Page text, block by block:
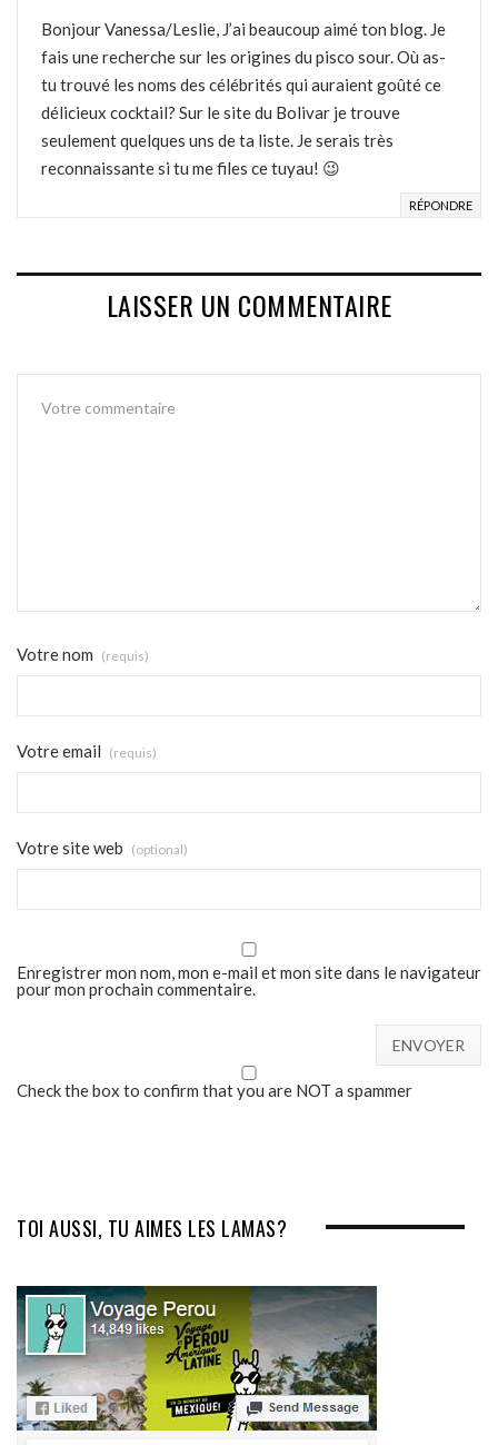
Bonjour Vanessa/Leslie, J’ai beaucoup aimé ton blog. Je
fais une recherche sur les origines du pisco sour. Où as-
tu trouvé les noms des célébrités qui auraient goûté ce
délicieux cocktail? Sur le site du Bolivar je trouve
seulement quelques uns de ta liste. Je serais très
reconnaissante si tu me files ce tuyau! 😉
RÉPONDRE
LAISSER UN COMMENTAIRE
Votre nom (requis)
Votre email (requis)
Votre site web (optional)
Enregistrer mon nom, mon e-mail et mon site dans le navigateur
pour mon prochain commentaire.
Check the box to confirm that you are NOT a spammer
TOI AUSSI, TU AIMES LES LAMAS?